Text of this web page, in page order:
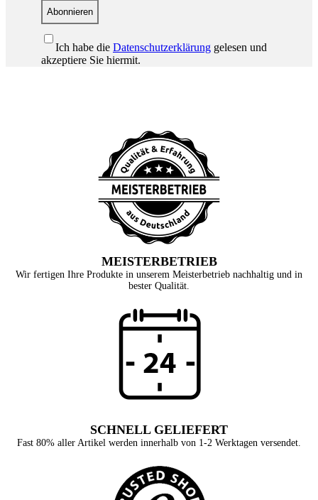
Abonnieren
Ich habe die Datenschutzerklärung gelesen und
akzeptiere Sie hiermit.
MEISTERBETRIEB
Wir fertigen Ihre Produkte in unserem Meisterbetrieb nachhaltig und in
bester Qualität.
SCHNELL GELIEFERT
Fast 80% aller Artikel werden innerhalb von 1-2 Werktagen versendet.